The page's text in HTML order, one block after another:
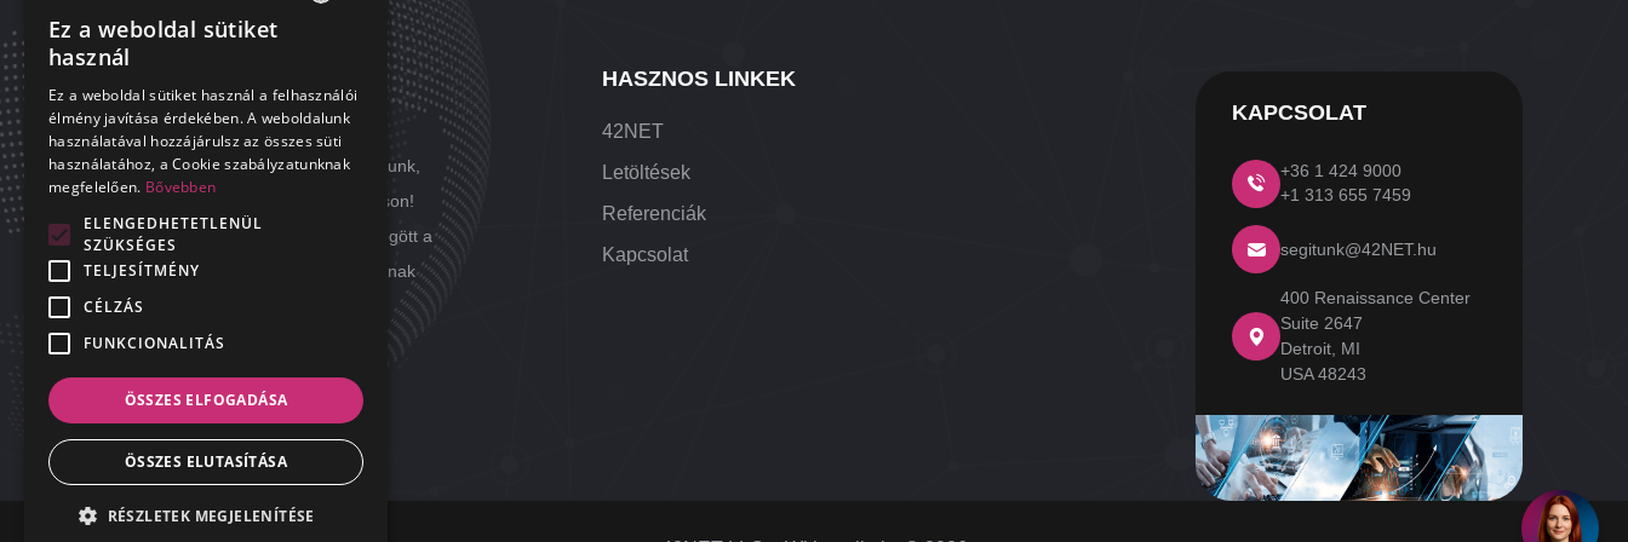
A mindennapok kihívásait megoldjuk
helyetted! Mi minden nap úgy dolgozunk,
hogy a Te álmod nyugodt maradhasson!
Minden nap úgy hagyjuk magunk mögött a
feladatokat, hogy másnap ne okozzanak
fejtörést.
HASZNOS LINKEK
42NET
Letöltések
Referenciák
Kapcsolat
KAPCSOLAT
+36 1 424 9000
+1 313 655 7459
segitunk@42NET.hu
400 Renaissance Center
Suite 2647
Detroit, MI
USA 48243
Ez a weboldal sütiket
használ
Ez a weboldal sütiket használ a felhasználói
élmény javítása érdekében. A weboldalunk
használatával hozzájárulsz az összes süti
használatához, a Cookie szabályzatunknak
megfelelően. Bővebben
ELENGEDHETETLENÜL
SZÜKSÉGES
TELJESÍTMÉNY
CÉLZÁS
FUNKCIONALITÁS
ÖSSZES ELFOGADÁSA
ÖSSZES ELUTASÍTÁSA
RÉSZLETEK MEGJELENÍTÉSE